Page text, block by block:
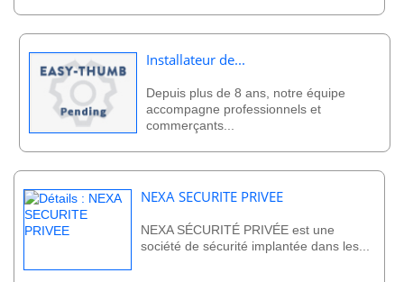
Installateur de...
Depuis plus de 8 ans, notre équipe
accompagne professionnels et
commerçants...
NEXA SECURITE PRIVEE
NEXA SÉCURITÉ PRIVÉE est une
société de sécurité implantée dans les...